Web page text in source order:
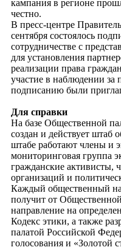
кампания в регионе
честно.
В пресс-центре
сентября состоялось
сотрудничестве с
для установления
реализации права
участие в наблюдении
подписанию были
Для справки
На базе Общественной
создан и действует штаб
штабе работают члены и
мониторинговая группа
гражданские активисты,
организаций и
Каждый общественный
получит от
направление на
Кодекс этики, а также
палатой Российской
голосования и «Золотой